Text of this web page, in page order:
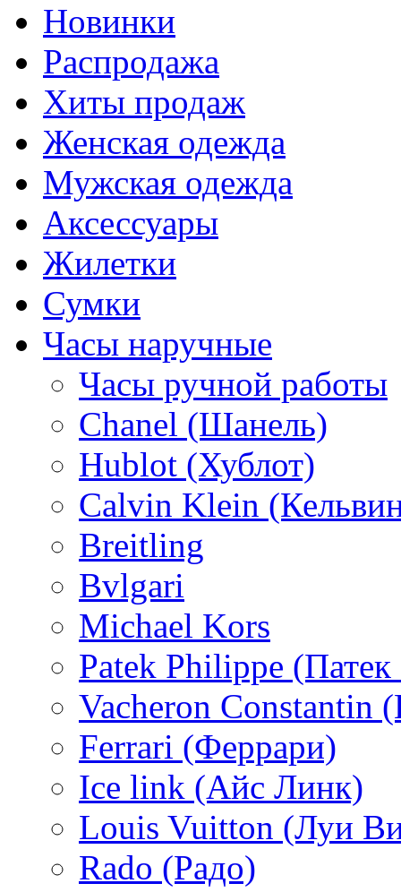
Новинки
Распродажа
Хиты продаж
Женская одежда
Мужская одежда
Аксессуары
Жилетки
Сумки
Часы наручные
Часы ручной работы
Chanel (Шанель)
Hublot (Хублот)
Calvin Klein
Breitling
Bvlgari
Michael Kors
Patek Philippe
Vacheron Constantin
Ferrari (Феррари)
Ice link (Айс Линк)
Louis Vuitton (Луи
Rado (Радо)